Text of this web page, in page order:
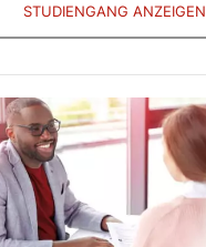
STUDIENGANG ANZEIGEN